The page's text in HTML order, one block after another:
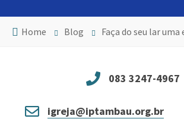
Home Blog Faça do seu lar uma
083 3247-4967
igreja@iptambau.org.br